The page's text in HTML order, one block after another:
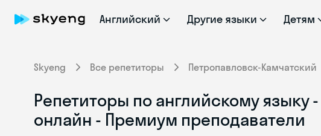
Английский Другие языки Детям
Skyeng Все репетиторы Петропавловск-Камчатский
Репетиторы по английскому
онлайн - Премиум преподаватели